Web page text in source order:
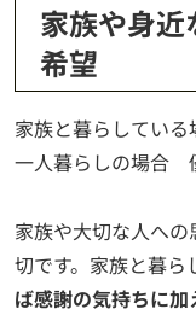
家族や身近
希望
家族と暮らして
一人暮らしの場
家族や大切な人へ
切です。家族と暮ら
ば感謝の気持ちに